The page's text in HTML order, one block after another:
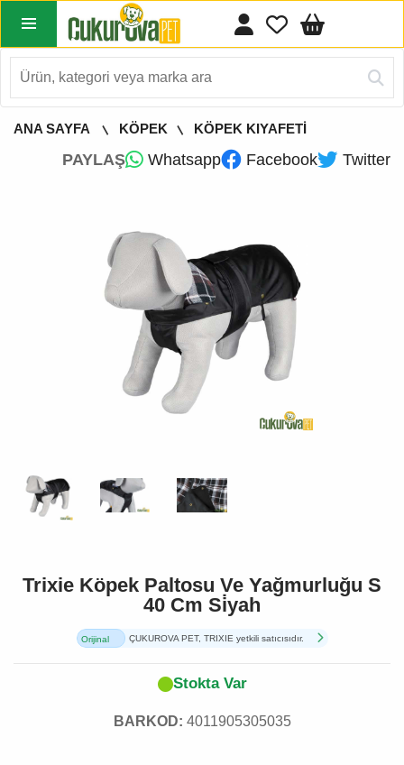
ANA SAYFA KÖPEK KÖPEK KIYAFETİ
PAYLAŞ Whatsapp Facebook Twitter
Trixie Köpek Paltosu Ve Yağmurluğu S
40 Cm Si̇yah
Orijinal
ÇUKUROVA PET, TRIXIE yetkili satıcısıdır.
Stokta Var
BARKOD: 4011905305035